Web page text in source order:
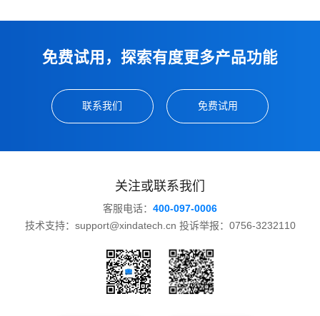
免费试用，探索有度更多产品功能
联系我们 免费试用
关注或联系我们
客服电话： 400-097-0006
技术支持：support@xindatech.cn 投诉举报：0756-3232110